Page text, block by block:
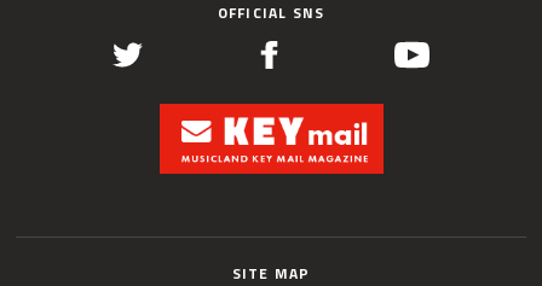
OFFICIAL SNS
SITE MAP